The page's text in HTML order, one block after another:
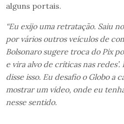
alguns portais.
“Eu exijo uma retratação. Saiu
por vários outros veículos de
Bolsonaro sugere troca do Pix
e vira alvo de críticas nas
disse isso. Eu desafio o Globo a
mostrar um vídeo, onde eu
nesse sentido.